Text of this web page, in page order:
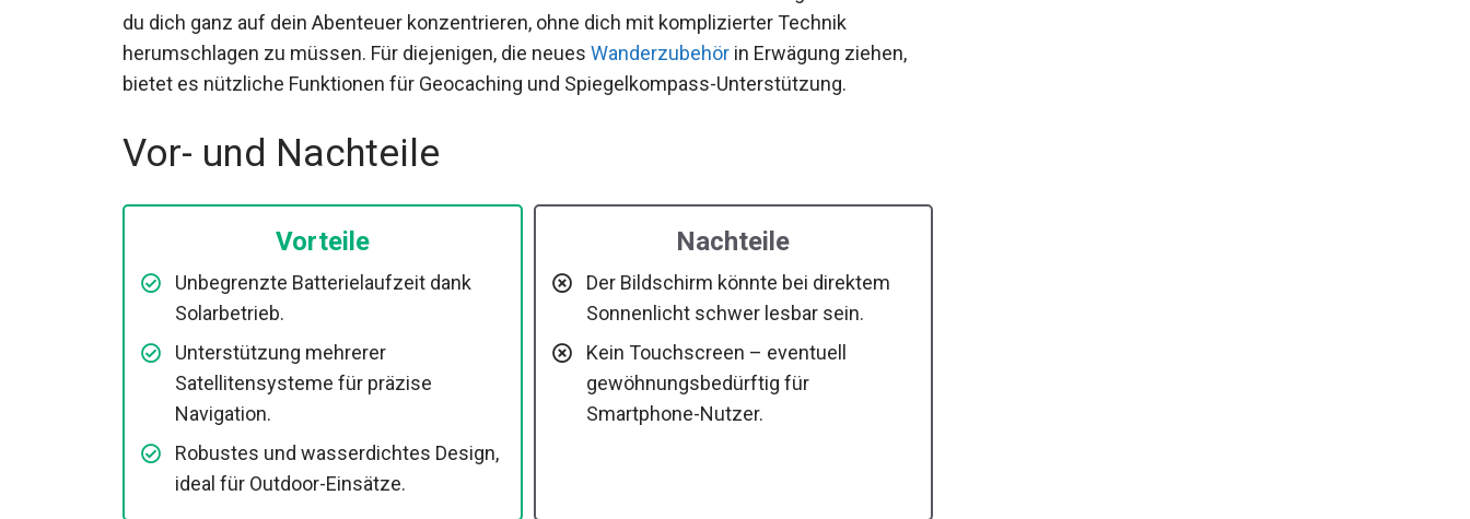
du dich ganz auf dein Abenteuer konzentrieren, ohne dich mit komplizierter Technik
herumschlagen zu müssen. Für diejenigen, die neues Wanderzubehör in Erwägung ziehen,
bietet es nützliche Funktionen für Geocaching und Spiegelkompass-Unterstützung.
Vor- und Nachteile
Vorteile
Unbegrenzte Batterielaufzeit dank
Solarbetrieb.
Unterstützung mehrerer
Satellitensysteme für präzise
Navigation.
Robustes und wasserdichtes Design,
ideal für Outdoor-Einsätze.
Nachteile
Der Bildschirm könnte bei direktem
Sonnenlicht schwer lesbar sein.
Kein Touchscreen – eventuell
gewöhnungsbedürftig für
Smartphone-Nutzer.